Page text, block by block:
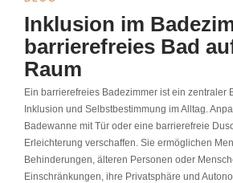
Inklusion im
barrierefreies Bad
Raum
Ein barrierefreies Badezimmer ist ein zentraler
Inklusion und Selbstbestimmung im Alltag.
Badewanne mit Tür oder eine barrierefreie
Erleichterung verschaffen. Sie ermöglichen
Behinderungen, älteren Personen oder
Einschränkungen, ihre Privatsphäre und